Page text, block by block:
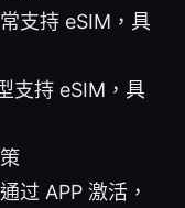
支持 eSIM，具
支持 eSIM，具
过 APP 激活，